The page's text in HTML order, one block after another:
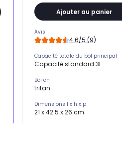
Ajouter au panier
Avis
4.6/5 (9)
Capacité totale du bol principal
Capacité standard 3L
Bol en
tritan
Dimensions l x h x p
21 x 42.5 x 26 cm